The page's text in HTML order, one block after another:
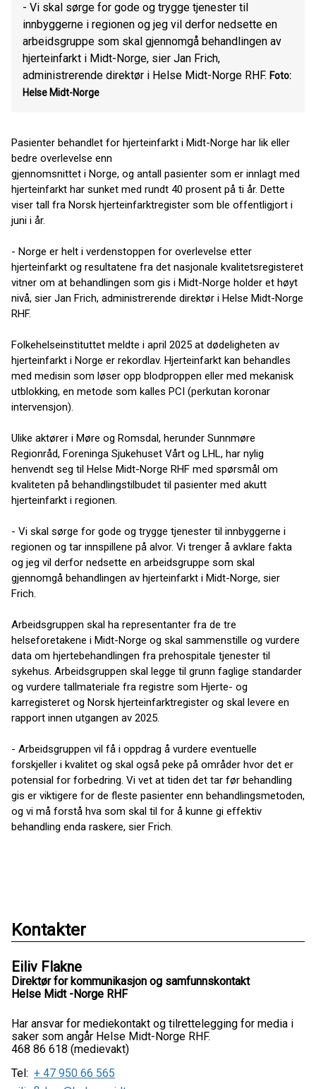
- Vi skal sørge for gode og trygge tjenester til
innbyggerne i regionen og jeg vil derfor nedsette en
arbeidsgruppe som skal gjennomgå behandlingen av
hjerteinfarkt i Midt-Norge, sier Jan Frich,
administrerende direktør i Helse Midt-Norge RHF. Foto:
Helse Midt-Norge
Pasienter behandlet for hjerteinfarkt i Midt-Norge har lik eller
bedre overlevelse enn
gjennomsnittet i Norge, og antall pasienter som er innlagt med
hjerteinfarkt har sunket med rundt 40 prosent på ti år. Dette
viser tall fra Norsk hjerteinfarktregister som ble offentligjort i
juni i år.
- Norge er helt i verdenstoppen for overlevelse etter
hjerteinfarkt og resultatene fra det nasjonale kvalitetsregisteret
vitner om at behandlingen som gis i Midt-Norge holder et høyt
nivå, sier Jan Frich, administrerende direktør i Helse Midt-Norge
RHF.
Folkehelseinstituttet meldte i april 2025 at dødeligheten av
hjerteinfarkt i Norge er rekordlav. Hjerteinfarkt kan behandles
med medisin som løser opp blodproppen eller med mekanisk
utblokking, en metode som kalles PCI (perkutan koronar
intervensjon).
Ulike aktører i Møre og Romsdal, herunder Sunnmøre
Regionråd, Foreninga Sjukehuset Vårt og LHL, har nylig
henvendt seg til Helse Midt-Norge RHF med spørsmål om
kvaliteten på behandlingstilbudet til pasienter med akutt
hjerteinfarkt i regionen.
- Vi skal sørge for gode og trygge tjenester til innbyggerne i
regionen og tar innspillene på alvor. Vi trenger å avklare fakta
og jeg vil derfor nedsette en arbeidsgruppe som skal
gjennomgå behandlingen av hjerteinfarkt i Midt-Norge, sier
Frich.
Arbeidsgruppen skal ha representanter fra de tre
helseforetakene i Midt-Norge og skal sammenstille og vurdere
data om hjertebehandlingen fra prehospitale tjenester til
sykehus. Arbeidsgruppen skal legge til grunn faglige standarder
og vurdere tallmateriale fra registre som Hjerte- og
karregisteret og Norsk hjerteinfarktregister og skal levere en
rapport innen utgangen av 2025.
- Arbeidsgruppen vil få i oppdrag å vurdere eventuelle
forskjeller i kvalitet og skal også peke på områder hvor det er
potensial for forbedring. Vi vet at tiden det tar før behandling
gis er viktigere for de fleste pasienter enn behandlingsmetoden,
og vi må forstå hva som skal til for å kunne gi effektiv
behandling enda raskere, sier Frich.
Kontakter
Eiliv Flakne
Direktør for kommunikasjon og samfunnskontakt
Helse Midt -Norge RHF
Har ansvar for mediekontakt og tilrettelegging for media i
saker som angår Helse Midt-Norge RHF.
468 86 618 (medievakt)
Tel: + 47 950 66 565